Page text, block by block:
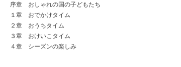
序章 おしゃれの国の子どもたち
１章 おでかけタイム
２章 おうちタイム
３章 おけいこタイム
４章 シーズンの楽しみ